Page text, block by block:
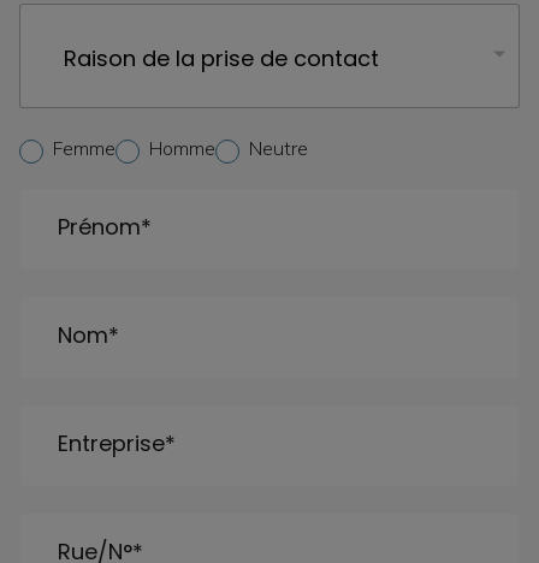
A
n
Femme Homme Neutre
Prénom*
Nom*
Entreprise*
Rue/N°*